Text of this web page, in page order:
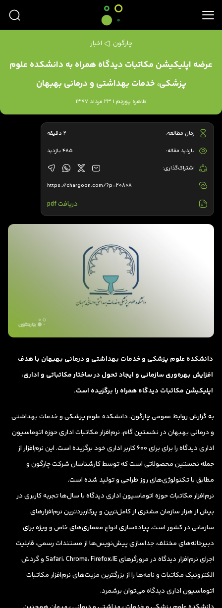
چارگون اخبار
عرضه اپلیکیشن مکاتبات دیدگاه همراه به دانشکده علوم
پزشکی، خدمات بهداشتی و درمانی بهبهان
طاهره پورجم | 23 مرداد 1397
دانشکده علوم پزشکی و خدمات بهداشتی و درمانی بهبهان با هدف
افزایش بهره‌وری سازمانی و ایجاد تحول در ساختار مکاتباتی و اداری،
اپلیکیشن مکاتبات دیدگاه همراه را برگزیده است.
به گزارش روابط عمومی چارگون، دانشکده علوم پزشکی و خدمات بهداشتی
و درمانی بهبهان در نخستین گام، نرم‌افزار مکاتبات اداری حوزه اتوماسیون
اداری دیدگاه را برای برای 600 کاربر اداری خود برگزیده است. این نرم‌افزار از
جمله نخستین محصولاتی است که توسط کارشناسان شرکت چارگون و
مطابق با تکنولوژی‌های روز طراحی و تولید شده است.
نرم‌افزار مکاتبات حوزه اتوماسیون اداری دیدگاه با سال‌ها تجربه کاربری در
بیش از هزار سازمان‌ مشتری از کامل‌ترین و پرکاربردترین نرم‌افزارهای
سازمانی در کشور است. پیاده‌سازی انواع معماری‌های خاص و ویژه برای
دبیرخانه‌های مختلف، جداسازی پیش‌نویس‌ها از مستندات رسمی، قابلیت
اجرای نرم‌افزار دیدگاه در مرورگرهای Safari، Chrome، Firefox،IE و گردش
الکترونیک مکاتبات و نامه‌ها را از بزرگترین مزیت‌های نرم‌افزار مکاتبات
اتوماسیون اداری دیدگاه می‌توان برشمرد.
زمان مطالعه: 2 دقیقه
بازدید مقاله: 485 بازدید
اشتراک‌گذاری:
https://chargoon.com/?p=20808
دریافت pdf